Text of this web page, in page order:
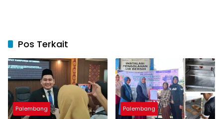
Pos Terkait
Palembang Palembang